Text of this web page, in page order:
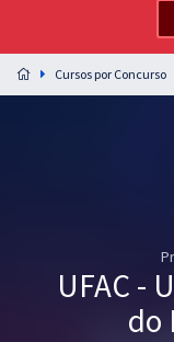
Preparação completa e
residências em saúde do
Cursos por Concurso
UFAC -
do